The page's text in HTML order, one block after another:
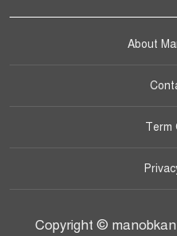
About
Term
Copyright ©